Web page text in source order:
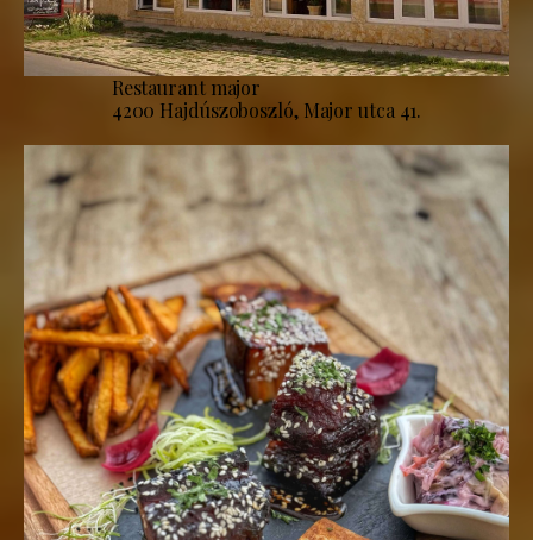
Restaurant major
4200 Hajdúszoboszló, Major utca 41.